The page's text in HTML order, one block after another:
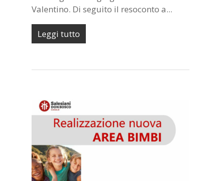
Valentino. Di seguito il resoconto a...
Leggi tutto